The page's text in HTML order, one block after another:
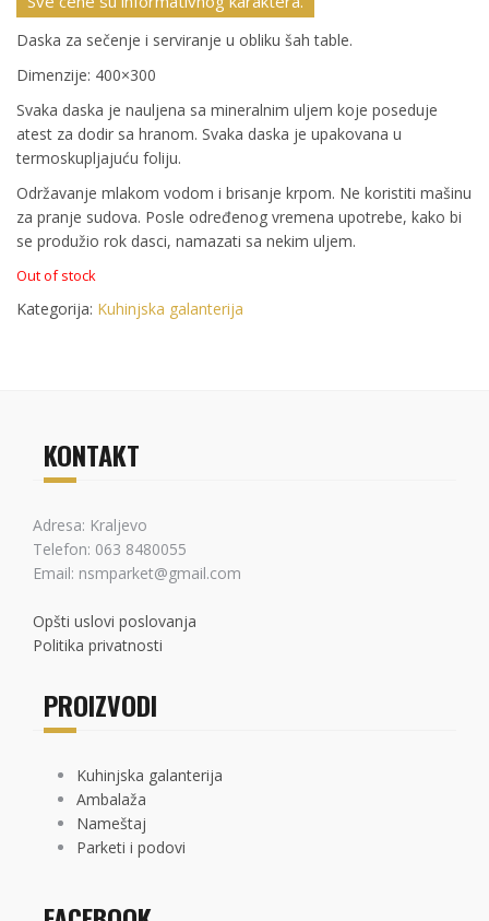
Daska za sečenje i serviranje u obliku šah table.
Dimenzije: 400×300
Svaka daska je nauljena sa mineralnim uljem koje poseduje
atest za dodir sa hranom. Svaka daska je upakovana u
termoskupljajuću foliju.
Održavanje mlakom vodom i brisanje krpom. Ne koristiti mašinu
za pranje sudova. Posle određenog vremena upotrebe, kako bi
se produžio rok dasci, namazati sa nekim uljem.
Out of stock
Kategorija: Kuhinjska galanterija
KONTAKT
Adresa: Kraljevo
Telefon: 063 8480055
Email: nsmparket@gmail.com
Opšti uslovi poslovanja
Politika privatnosti
PROIZVODI
Kuhinjska galanterija
Ambalaža
Nameštaj
Parketi i podovi